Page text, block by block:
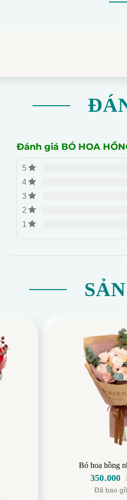
Đánh giá BÓ HOA
5
4
3
2
1
Bó hoa hồng
Giá
gốc
350.000
Giá
hiện
Đã bao